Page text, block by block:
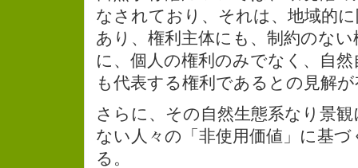
なされており、それは、地域的
あり、権利主体にも、制約のな
に、個人の権利のみでなく、自
も代表する権利であるとの見解
さらに、その自然生態系なり景
ない人々の「非使用価値」に基
る。